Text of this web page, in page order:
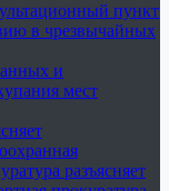
пункт
в чрезвычайных
и
мест
разъясняет